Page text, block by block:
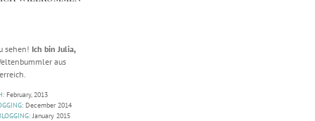
sehen! Ich bin Julia,
aus
February, 2013
December 2014
January 2015